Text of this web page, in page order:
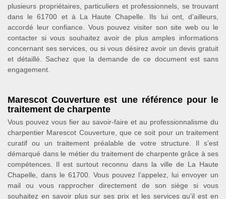
plusieurs propriétaires, particuliers et professionnels, se trouvant
dans le 61700 et à La Haute Chapelle. Ils lui ont, d’ailleurs,
accordé leur confiance. Vous pouvez visiter son site web ou le
contacter si vous souhaitez avoir de plus amples informations
concernant ses services, ou si vous désirez avoir un devis gratuit
et détaillé. Sachez que la demande de ce document est sans
engagement.
Marescot Couverture est une référence pour le
traitement de charpente
Vous pouvez vous fier au savoir-faire et au professionnalisme du
charpentier Marescot Couverture, que ce soit pour un traitement
curatif ou un traitement préalable de votre structure. Il s’est
démarqué dans le métier du traitement de charpente grâce à ses
compétences. Il est surtout reconnu dans la ville de La Haute
Chapelle, dans le 61700. Vous pouvez l’appelez, lui envoyer un
mail ou vous rapprocher directement de son siège si vous
souhaitez en savoir plus sur ses prix et les services qu’il est en